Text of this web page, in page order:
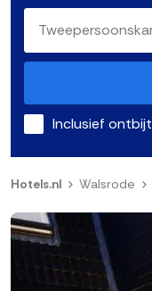
Inclusief ontbijt
Hotels.nl Walsrode